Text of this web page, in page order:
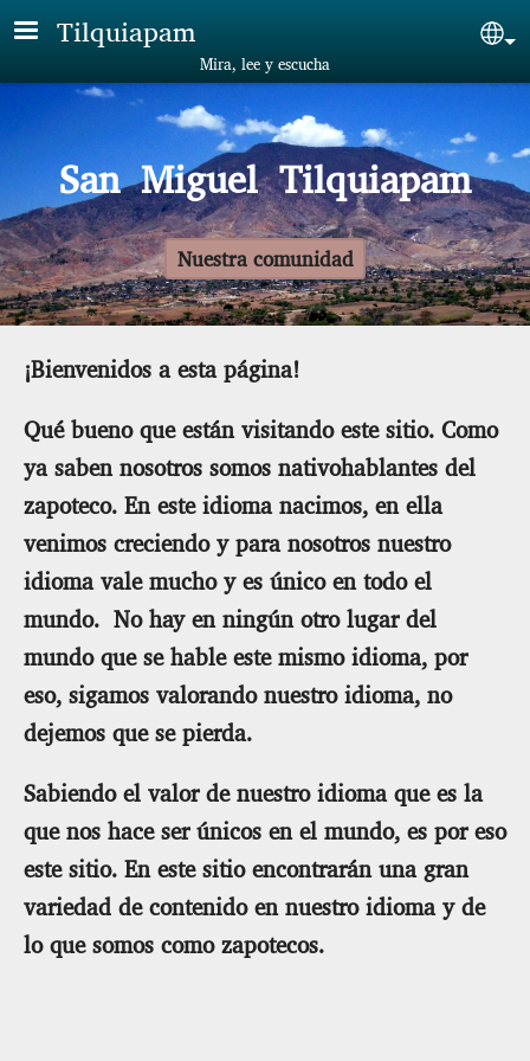
Skip to main content
Tilquiapam
Mira, lee y escucha
San Miguel Tilquiapam
Nuestra comunidad
¡Bienvenidos a esta página!
Qué bueno que están visitando este sitio. Como
ya saben nosotros somos nativohablantes del
zapoteco. En este idioma nacimos, en ella
venimos creciendo y para nosotros nuestro
idioma vale mucho y es único en todo el
mundo. No hay en ningún otro lugar del
mundo que se hable este mismo idioma, por
eso, sigamos valorando nuestro idioma, no
dejemos que se pierda.
Sabiendo el valor de nuestro idioma que es la
que nos hace ser únicos en el mundo, es por eso
este sitio. En este sitio encontrarán una gran
variedad de contenido en nuestro idioma y de
lo que somos como zapotecos.